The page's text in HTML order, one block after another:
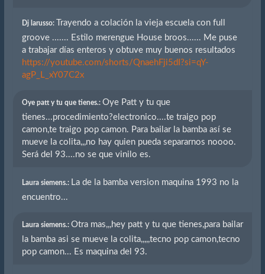
Dj larusso: Trayendo a colación la vieja escuela con full
groove ....... Estilo merengue House broos...... Me puse
a trabajar días enteros y obtuve muy buenos resultados
https://youtube.com/shorts/QnaehFji5dI?si=qY-
agP_L_xY07C2x
Oye patt y tu que tienes.: Oye Patt y tu que
tienes...procedimiento?electronico....te traigo pop
camon,te traigo pop camon. Para bailar la bamba así se
mueve la colita,,,no hay quien pueda separarnos noooo.
Será del 93....no se que vinilo es.
Laura siemens.: La de la bamba version maquina 1993 no la
encuentro...
Laura siemens.: Otra mas,,,hey patt y tu que tienes,para bailar
la bamba asi se mueve la colita,,,,,tecno pop camon,tecno
pop camon... Es maquina del 93.